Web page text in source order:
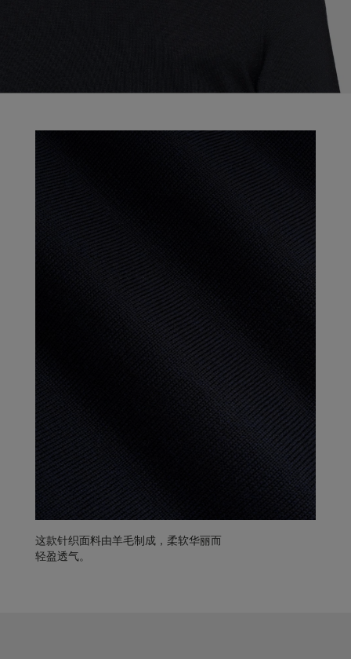
这款针织面料由羊毛制成，柔软华丽而
轻盈透气。